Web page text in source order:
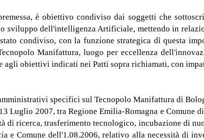
è obiettivo condiviso dai soggetti che
sviluppo dell'intelligenza Artificiale, mettendo in
condiviso, con la funzione strategica dì questa
Manifattura, luogo per eccellenza
agli obiettivi indicati nei Patti sopra richiamati, con
specifici sul Tecnopolo Manifattura di
Luglio 2007, tra Regione Emilia-Romagna e
di ricerca, trasferimento tecnologico, incubazione di
e Comune dell'1.08.2006, relativo alla necessità di